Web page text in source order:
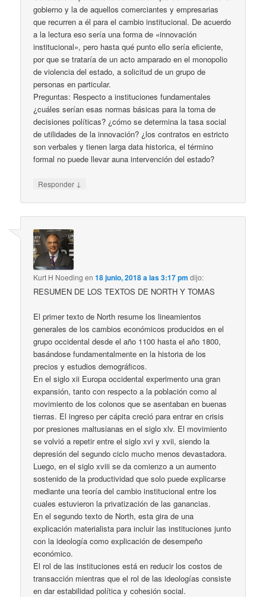
gobierno y la de aquellos comerciantes y empresarias
que recurren a él para el cambio institucional. De acuerdo
a la lectura eso sería una forma de «innovación
institucional», pero hasta qué punto ello sería eficiente,
por que se trataría de un acto amparado en el monopolio
de violencia del estado, a solicitud de un grupo de
personas en particular.
Preguntas: Respecto a instituciones fundamentales
¿cuáles serían esas normas básicas para la toma de
decisiones políticas? ¿cómo se determina la tasa social
de utilidades de la innovación? ¿los contratos en estricto
son verbales y tienen larga data historica, el término
formal no puede llevar auna intervención del estado?
Responder ↓
Kurt H Noeding en18 junio, 2018 a las 3:17 pm dijo:
RESUMEN DE LOS TEXTOS DE NORTH Y TOMAS
El primer texto de North resume los lineamientos
generales de los cambios económicos producidos en el
grupo occidental desde el año 1100 hasta el año 1800,
basándose fundamentalmente en la historia de los
precios y estudios demográficos.
En el siglo xii Europa occidental experimento una gran
expansión, tanto con respecto a la población como al
movimiento de los colonos que se asentaban en buenas
tierras. El ingreso per cápita creció para entrar en crisis
por presiones maltusianas en el siglo xlv. El movimiento
se volvió a repetir entre el siglo xvi y xvii, siendo la
depresión del segundo ciclo mucho menos devastadora.
Luego, en el siglo xviii se da comienzo a un aumento
sostenido de la productividad que solo puede explicarse
mediante una teoría del cambio institucional entre los
cuales estuvieron la privatización de las ganancias.
En el segundo texto de North, esta gira de una
explicación materialista para incluir las instituciones junto
con la ideología como explicación de desempeño
económico.
El rol de las instituciones está en reducir los costos de
transacción mientras que el rol de las ideologías consiste
en dar estabilidad política y cohesión social.